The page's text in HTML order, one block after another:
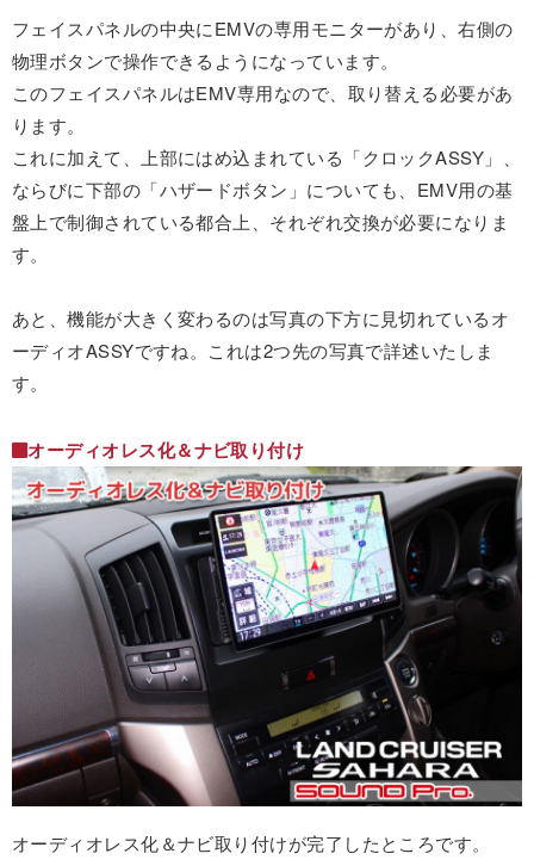
フェイスパネルの中央にEMVの専用モニターがあり、右側の
物理ボタンで操作できるようになっています。
このフェイスパネルはEMV専用なので、取り替える必要があ
ります。
これに加えて、上部にはめ込まれている「クロックASSY」、
ならびに下部の「ハザードボタン」についても、EMV用の基
盤上で制御されている都合上、それぞれ交換が必要になりま
す。
あと、機能が大きく変わるのは写真の下方に見切れているオ
ーディオASSYですね。これは2つ先の写真で詳述いたしま
す。
オーディオレス化＆ナビ取り付け
オーディオレス化＆ナビ取り付けが完了したところです。